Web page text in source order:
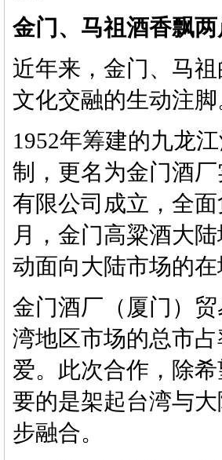
金门、马祖酒香飘
近年来，金门、马
文化交融的生动注脚
1952年筹建的九龙
制，更名为金门酒
有限公司成立，全
月，金门高粱酒大
动面向大陆市场的
金门酒厂（厦门）
湾地区市场的总市
爱。此次合作，除
要的是架起台湾与
步融合。